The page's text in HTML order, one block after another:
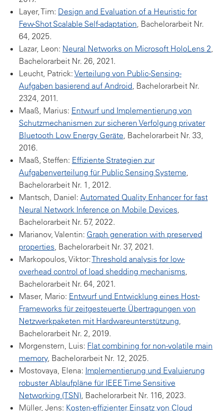
Layer, Tim: Design and Evaluation of a Heuristic for
Few-Shot Scalable Self-adaptation, Bachelorarbeit Nr.
64, 2025.
Lazar, Leon: Neural Networks on Microsoft HoloLens 2,
Bachelorarbeit Nr. 26, 2021.
Leucht, Patrick: Verteilung von Public-Sensing-
Aufgaben basierend auf Android, Bachelorarbeit Nr.
2324, 2011.
Maaß, Marius: Entwurf und Implementierung von
Schutzmechanismen zur sicheren Verfolgung privater
Bluetooth Low Energy Geräte, Bachelorarbeit Nr. 33,
2016.
Maaß, Steffen: Effiziente Strategien zur
Aufgabenverteilung für Public Sensing Systeme,
Bachelorarbeit Nr. 1, 2012.
Mantsch, Daniel: Automated Quality Enhancer for fast
Neural Network Inference on Mobile Devices,
Bachelorarbeit Nr. 57, 2022.
Marianov, Valentin: Graph generation with preserved
properties, Bachelorarbeit Nr. 37, 2021.
Markopoulos, Viktor:Threshold analysis for low-
overhead control of load shedding mechanisms,
Bachelorarbeit Nr. 64, 2021.
Maser, Mario: Entwurf und Entwicklung eines Host-
Frameworks für zeitgesteuerte Übertragungen von
Netzwerkpaketen mit Hardwareunterstützung,
Bachelorarbeit Nr. 2, 2019.
Morgenstern, Luis: Flat combining for non-volatile main
memory, Bachelorarbeit Nr. 12, 2025.
Mostovaya, Elena: Implementierung und Evaluierung
robuster Ablaufpläne für IEEE Time Sensitive
Networking (TSN), Bachelorarbeit Nr. 116, 2023.
Müller, Jens: Kosten-effizienter Einsatz von Cloud